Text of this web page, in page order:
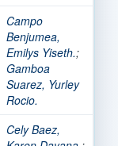
Campo
Benjumea,
Emilys Yiseth.;
Gamboa
Suarez, Yurley
Rocio.
Cely Baez,